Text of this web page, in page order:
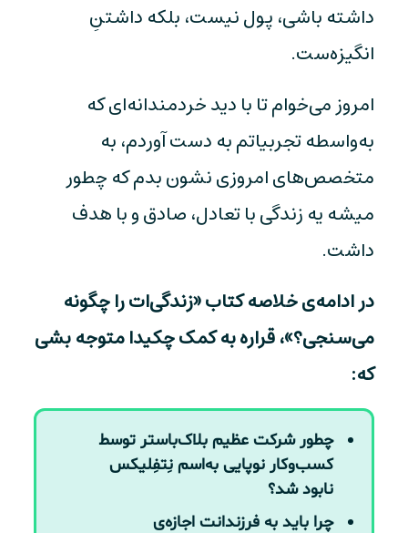
داشته باشی، پول نیست، بلکه داشتنِ
انگیزه‌ست.
امروز می‌خوام تا با دید خردمندانه‌ای که
به‌واسطه تجربیاتم به دست آوردم، به
متخصص‌های امروزی نشون بدم که چطور
میشه یه زندگی با تعادل، صادق و با هدف
داشت.
در ادامه‌ی خلاصه کتاب «زندگی‌ات را چگونه
می‌سنجی؟»، قراره به کمک چکیدا متوجه بشی
که:
چطور شرکت عظیم بلاک‌باستر توسط
کسب‌و‌کار نوپایی به‌اسم نِتفِلیکس
نابود شد؟
چرا باید به فرزندانت اجازه‌ی